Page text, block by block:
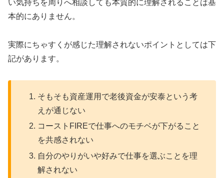
い気持ちを周りへ相談しても本質的に理解されることは基
本的にありません。
実際にちゃすくが感じた理解されないポイントとしては下
記があります。
そもそも資産運用で老後資金が安泰という考
えが通じない
コーストFIREで仕事へのモチベが下がること
を共感されない
自分のやりがいや好みで仕事を選ぶことを理
解されない